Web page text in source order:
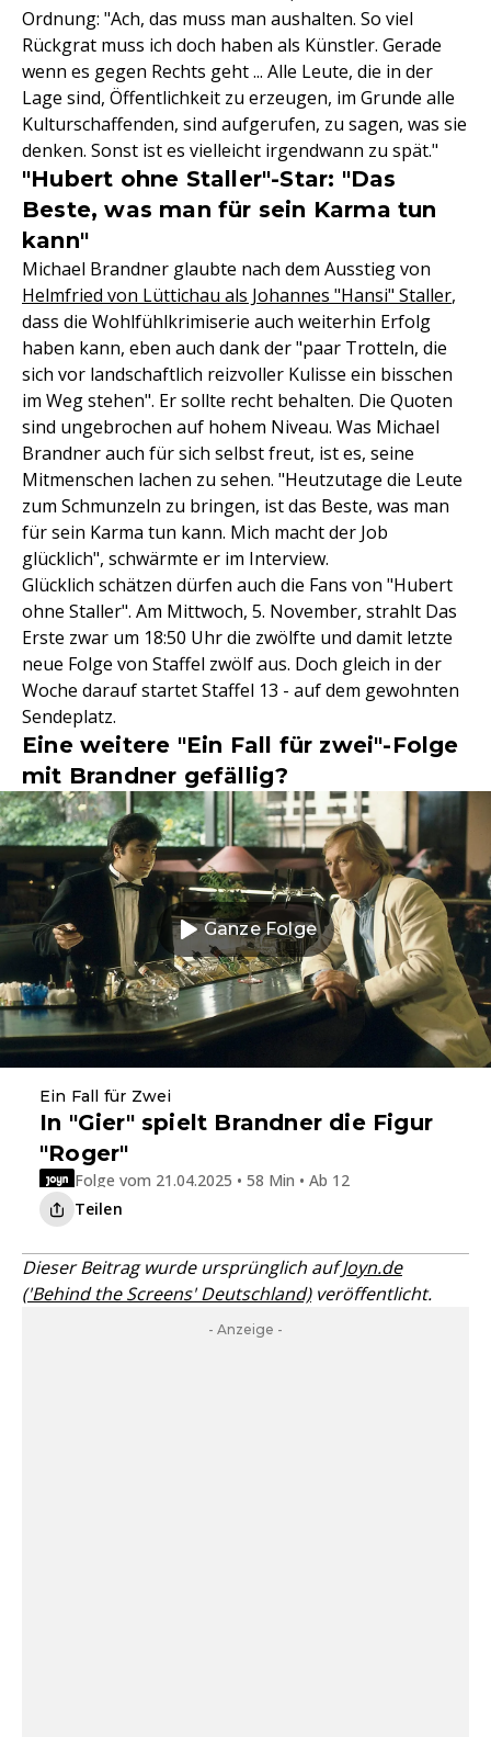
Ordnung: "Ach, das muss man aushalten. So viel
Rückgrat muss ich doch haben als Künstler. Gerade
wenn es gegen Rechts geht ... Alle Leute, die in der
Lage sind, Öffentlichkeit zu erzeugen, im Grunde alle
Kulturschaffenden, sind aufgerufen, zu sagen, was sie
denken. Sonst ist es vielleicht irgendwann zu spät."
"Hubert ohne Staller"-Star: "Das
Beste, was man für sein Karma tun
kann"
Michael Brandner glaubte nach dem Ausstieg von
Helmfried von Lüttichau als Johannes "Hansi" Staller,
dass die Wohlfühlkrimiserie auch weiterhin Erfolg
haben kann, eben auch dank der "paar Trotteln, die
sich vor landschaftlich reizvoller Kulisse ein bisschen
im Weg stehen". Er sollte recht behalten. Die Quoten
sind ungebrochen auf hohem Niveau. Was Michael
Brandner auch für sich selbst freut, ist es, seine
Mitmenschen lachen zu sehen. "Heutzutage die Leute
zum Schmunzeln zu bringen, ist das Beste, was man
für sein Karma tun kann. Mich macht der Job
glücklich", schwärmte er im Interview.
Glücklich schätzen dürfen auch die Fans von "Hubert
ohne Staller". Am Mittwoch, 5. November, strahlt Das
Erste zwar um 18:50 Uhr die zwölfte und damit letzte
neue Folge von Staffel zwölf aus. Doch gleich in der
Woche darauf startet Staffel 13 - auf dem gewohnten
Sendeplatz.
Eine weitere "Ein Fall für zwei"-Folge
mit Brandner gefällig?
Ganze Folge
Ein Fall für Zwei
In "Gier" spielt Brandner die Figur
"Roger"
Folge vom 21.04.2025 • 58 Min • Ab 12
Teilen
Dieser Beitrag wurde ursprünglich aufJoyn.de
('Behind the Screens' Deutschland)veröffentlicht.
- Anzeige -